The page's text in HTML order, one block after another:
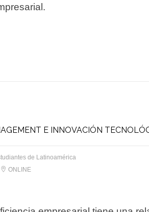
E INNOVACIÓN
de Latinoamérica
ONLINE